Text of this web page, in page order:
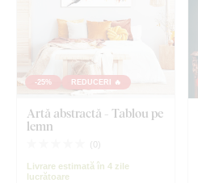
-25% REDUCERI 🔥
Artă abstractă - Tablou pe
lemn
( 0)
Livrare estimată în 4 zile
lucrătoare